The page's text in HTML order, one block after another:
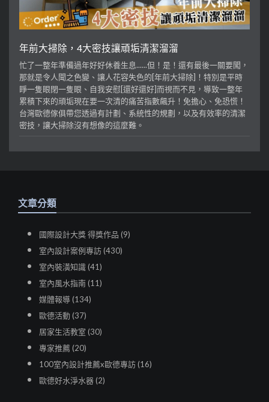
年前大掃除，4大密技讓頑垢清潔溜溜
忙了一整年準備過年好好休養生息......但！是！還有最後一關要闖，
那就是令人聞之色變、讓人花容失色的[年前大掃除]！特別是平時
睜一隻眼閉一隻眼、自我安慰[還好還好]而視而不見，導致一整年
累積下來的頑垢現在要一次清的痛苦指數飆升！免擔心、免恐慌！
台灣歐德傢俱帶您透過有計劃、系統性的規劃，以及有效率的清潔
密技，讓大掃除沒有想像的這麼難。
文章分類
國際設計大獎 得獎作品 (9)
室內設計案例專訪 (430)
室內裝潢知識 (41)
室內風水指南 (11)
媒體報導 (134)
歐德活動 (37)
居家生活教室 (30)
專家推薦 (20)
100室內設計推薦x歐德專訪 (16)
歐德好水淨水器 (2)